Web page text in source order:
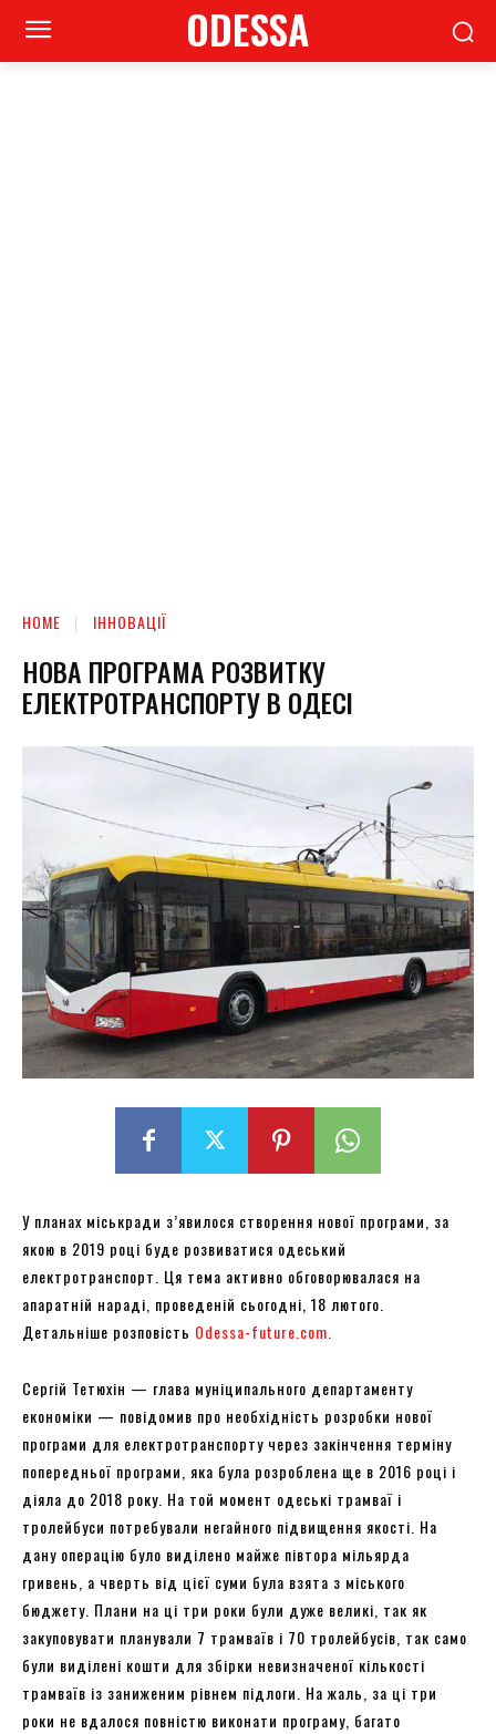
ODESSA
HOME ІННОВАЦІЇ
НОВА ПРОГРАМА РОЗВИТКУ
ЕЛЕКТРОТРАНСПОРТУ В ОДЕСІ
У планах міськради з’явилося створення нової програми, за
якою в 2019 році буде розвиватися одеський
електротранспорт. Ця тема активно обговорювалася на
апаратній нараді, проведеній сьогодні, 18 лютого.
Детальніше розповість Odessa-future.com.
Сергій Тетюхін — глава муніципального департаменту
економіки — повідомив про необхідність розробки нової
програми для електротранспорту через закінчення терміну
попередньої програми, яка була розроблена ще в 2016 році і
діяла до 2018 року. На той момент одеські трамваї і
тролейбуси потребували негайного підвищення якості. На
дану операцію було виділено майже півтора мільярда
гривень, а чверть від цієї суми була взята з міського
бюджету. Плани на ці три роки були дуже великі, так як
закуповувати планували 7 трамваїв і 70 тролейбусів, так само
були виділені кошти для збірки невизначеної кількості
трамваїв із заниженим рівнем підлоги. На жаль, за ці три
роки не вдалося повністю виконати програму, багато